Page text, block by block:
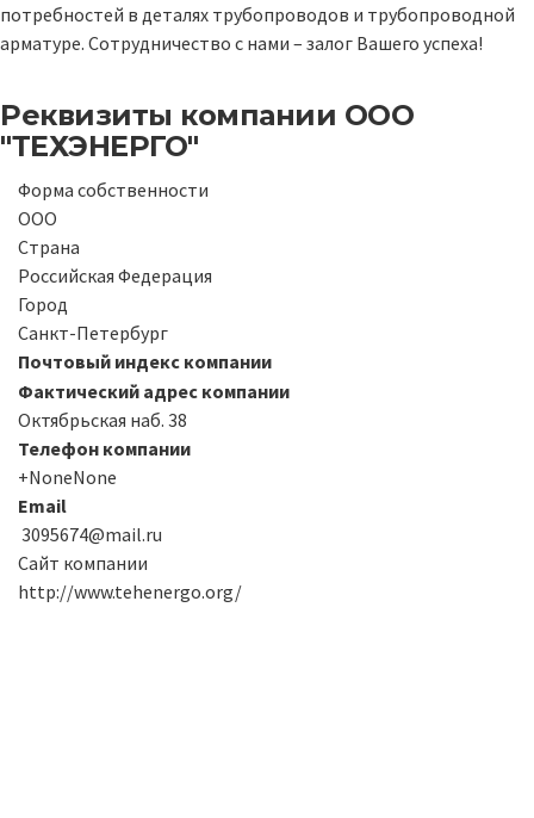
потребностей в деталях трубопроводов и трубопроводной
арматуре. Сотрудничество с нами – залог Вашего успеха!
Реквизиты компании ООО
"ТЕХЭНЕРГО"
Форма собственности
ООО
Страна
Российская Федерация
Город
Санкт-Петербург
Почтовый индекс компании
Фактический адрес компании
Октябрьская наб. 38
Телефон компании
+NoneNone
Email
3095674@mail.ru
Сайт компании
http://www.tehenergo.org/